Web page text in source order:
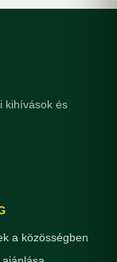
kihívások és
a közösségben